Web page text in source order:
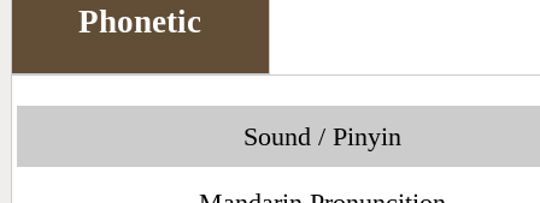
Phonetic
Sound / Pinyin